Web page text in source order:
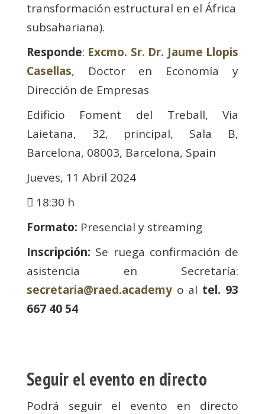
transformación estructural en el África
subsahariana).
Responde: Excmo. Sr. Dr. Jaume Llopis
Casellas, Doctor en Economía y
Dirección de Empresas
Edificio Foment del Treball, Via
Laietana, 32, principal, Sala B,
Barcelona, 08003, Barcelona, Spain
Jueves, 11 Abril 2024
18:30 h
Formato: Presencial y streaming
Inscripción: Se ruega confirmación de
asistencia en Secretaría:
secretaria@raed.academyo al tel. 93
667 40 54
Seguir el evento en directo
Podrá seguir el evento en directo